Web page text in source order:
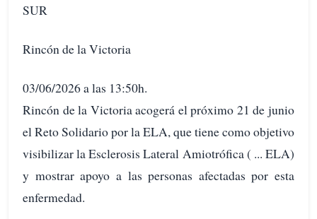
SUR
Rincón de la Victoria
03/06/2026 a las 13:50h.
Rincón de la Victoria acogerá el próximo 21 de junio
el Reto Solidario por la ELA, que tiene como objetivo
visibilizar la Esclerosis Lateral Amiotrófica ( ... ELA)
y mostrar apoyo a las personas afectadas por esta
enfermedad.